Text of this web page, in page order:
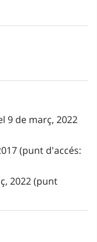
9 de març, 2022
(punt d'accés:
2022 (punt